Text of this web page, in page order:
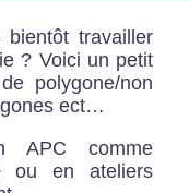
travailler
? Voici un petit
polygone/non
ect…
APC comme
ou en ateliers